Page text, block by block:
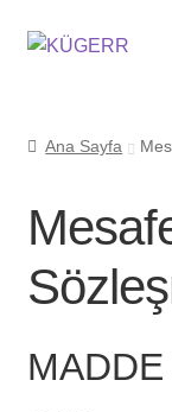
Dolaşıma
İçeriğe
Neden
KÜGERR
Ana Sayfa